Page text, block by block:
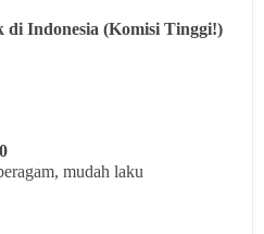
Indonesia (Komisi Tinggi!)
mudah laku